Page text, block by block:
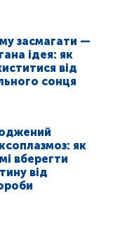
засмагати —
ідея: як
від
сонця
як
вберегти
від